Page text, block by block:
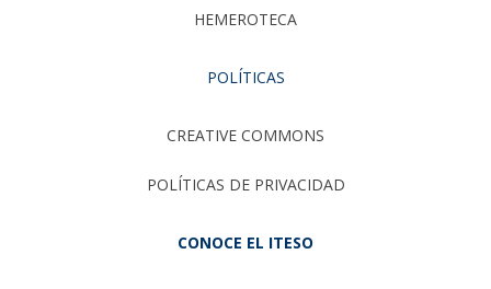
HEMEROTECA
POLÍTICAS
CREATIVE COMMONS
POLÍTICAS DE PRIVACIDAD
CONOCE EL ITESO